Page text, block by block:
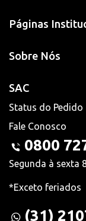
Páginas
Sobre Nós
SAC
Status do Pedido
Fale Conosco
0800
Segunda à sexta
*Exceto feriados
(31)